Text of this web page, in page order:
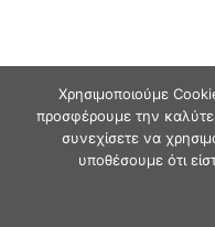
Χρησιμοποιούμε
προσφέρουμε την
συνεχίσετε να
υποθέσουμε ότι